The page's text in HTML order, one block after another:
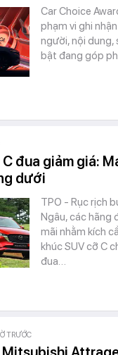
Car Choice
phạm vi ghi
người, nội dung,
bật đang góp
đua giảm giá:
dưới
TPO - Rục rịch
Ngâu, các hãng
mãi nhằm kích
khúc SUV cỡ C
đua…
TRƯỚC